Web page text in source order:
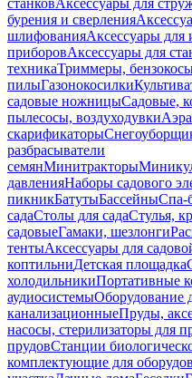
станковАксессуары для
бурения и сверления
шлифованияАксессуары для
приборовАксессуары для
техникаТриммеры,
пилыГазонокосилки
садовые ножницыСадовые,
пылесосы, воздуходувки
скарификаторы
разбрасыватели
семянМинитракторы
давленияНаборы садового
пикникБатутыБассейныСпа-
садаСтолы для садаСтулья,
садовыеГамаки, шезлонги
тентыАксессуары для
коптильниДетская площадка
холодильникиПортативные
аудиосистемыОборудование
канализационныеПруды,
насосы, стерилизаторы для
прудовСтанции
комплектующие для